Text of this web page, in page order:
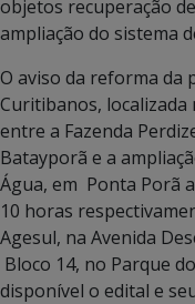
objetos recuperação
ampliação do sistema
O aviso da reforma da
Curitibanos,
entre a Fazenda
Batayporã e a
Água, em Ponta Porã
10 horas
Agesul, na Avenida
Bloco 14, no Parque
disponível o edital e